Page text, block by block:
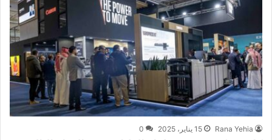
Rana Yehia 15 يناير، 2025 0